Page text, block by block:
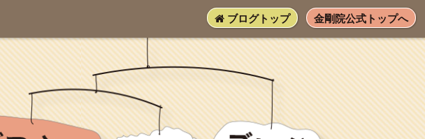
ブログトップ 金剛院公式トップへ